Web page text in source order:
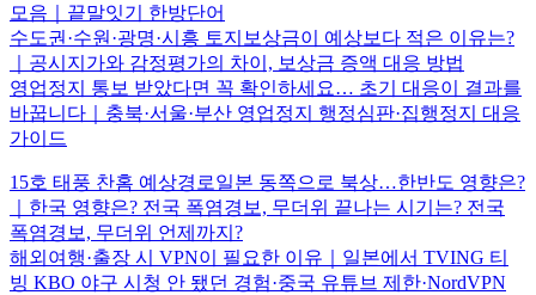
모음｜끝말잇기 한방단어
수도권·수원·광명·시흥 토지보상금이 예상보다 적은 이유는?
｜공시지가와 감정평가의 차이, 보상금 증액 대응 방법
영업정지 통보 받았다면 꼭 확인하세요… 초기 대응이 결과를
바꿉니다｜충북·서울·부산 영업정지 행정심판·집행정지 대응
가이드
15호 태풍 찬홈 예상경로일본 동쪽으로 북상…한반도 영향은?
｜한국 영향은? 전국 폭염경보, 무더위 끝나는 시기는? 전국
폭염경보, 무더위 언제까지?
해외여행·출장 시 VPN이 필요한 이유｜일본에서 TVING 티
빙 KBO 야구 시청 안 됐던 경험·중국 유튜브 제한·NordVPN